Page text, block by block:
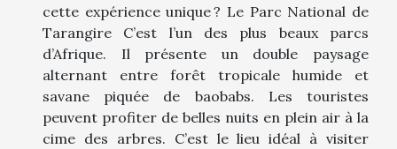
cette expérience unique ? Le Parc National de
Tarangire C’est l’un des plus beaux parcs
d’Afrique. Il présente un double paysage
alternant entre forêt tropicale humide et
savane piquée de baobabs. Les touristes
peuvent profiter de belles nuits en plein air à la
cime des arbres. C’est le lieu idéal à visiter